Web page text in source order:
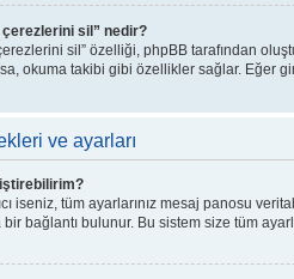
sil” nedir?
sil” özelliği, phpBB tarafından
okuma takibi gibi özellikler sağlar. Eğer
ve ayarları
iseniz, tüm ayarlarınız mesaj panosu
bir bağlantı bulunur. Bu sistem size tüm